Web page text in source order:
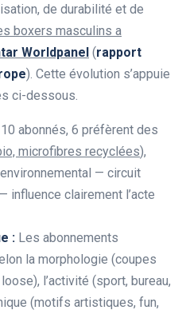
de durabilité et de
boxers masculins a
Worldpanel (rapport
). Cette évolution s’appuie
ci-dessous.
abonnés, 6 préfèrent des
microfibres recyclées),
— circuit
clairement l’acte
: Les abonnements
la morphologie (coupes
l’activité (sport, bureau,
(motifs artistiques, fun,